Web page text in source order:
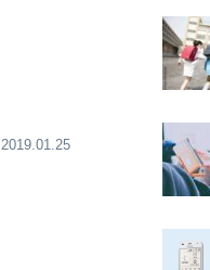
2019.01.25